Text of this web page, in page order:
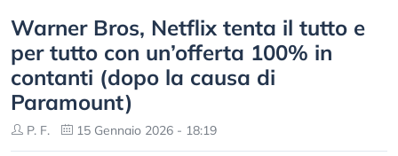
Warner Bros, Netflix tenta il tutto e
per tutto con un’offerta 100% in
contanti (dopo la causa di
Paramount)
P. F. 15 Gennaio 2026 - 18:19